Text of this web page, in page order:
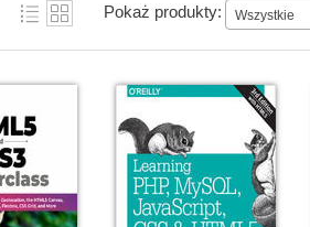
Pokaż produkty: Wszystkie